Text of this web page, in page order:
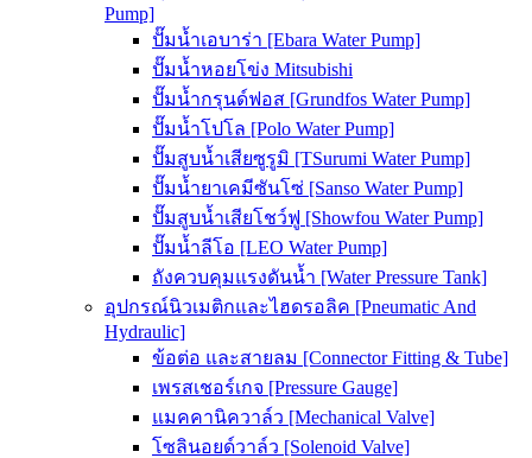
Pump]
ปั๊มน้ำเอบาร่า [Ebara Water Pump]
ปั๊มน้ำหอยโข่ง Mitsubishi
ปั๊มน้ำกรุนด์ฟอส [Grundfos Water Pump]
ปั๊มน้ำโปโล [Polo Water Pump]
ปั๊มสูบน้ำเสียซูรูมิ [TSurumi Water Pump]
ปั๊มน้ำยาเคมีซันโซ่ [Sanso Water Pump]
ปั๊มสูบน้ำเสียโชว์ฟู [Showfou Water Pump]
ปั๊มน้ำลีโอ [LEO Water Pump]
ถังควบคุมแรงดันน้ำ [Water Pressure Tank]
อุปกรณ์นิวเมติกและไฮดรอลิค [Pneumatic And
Hydraulic]
ข้อต่อ และสายลม [Connector Fitting & Tube]
เพรสเชอร์เกจ [Pressure Gauge]
แมคคานิควาล์ว [Mechanical Valve]
โซลินอยด์วาล์ว [Solenoid Valve]